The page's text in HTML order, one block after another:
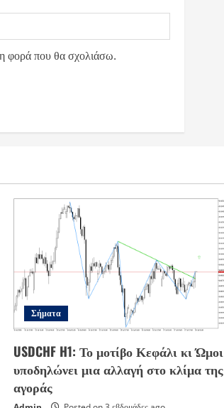
φορά που θα σχολιάσω.
Σήματα
USDCHF H1: Το μοτίβο Κεφάλι κι Ώμοι
υποδηλώνει μια αλλαγή στο κλίμα της
αγοράς